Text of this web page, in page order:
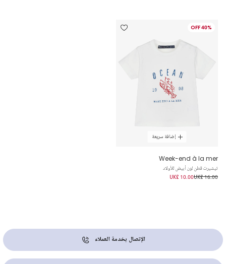
40% OFF
إضافة سريعة
Week-end à la mer
تيشيرت قطن لون أبيض للأولاد
UK£ 16.00
UK£ 10.00
الإتصال بخدمة العملاء